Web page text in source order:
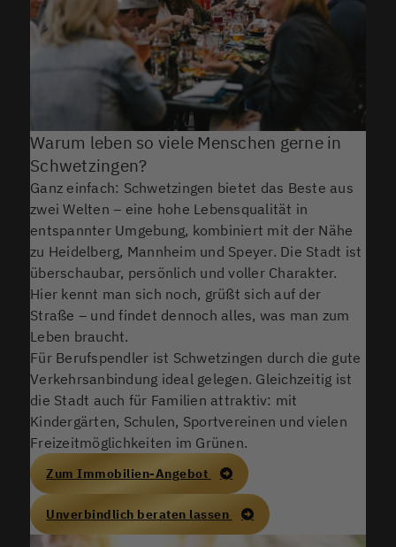
Warum leben so viele Menschen gerne in
Schwetzingen?
Ganz einfach: Schwetzingen bietet das Beste aus
zwei Welten – eine hohe Lebensqualität in
entspannter Umgebung, kombiniert mit der Nähe
zu Heidelberg, Mannheim und Speyer. Die Stadt ist
überschaubar, persönlich und voller Charakter.
Hier kennt man sich noch, grüßt sich auf der
Straße – und findet dennoch alles, was man zum
Leben braucht.
Für Berufspendler ist Schwetzingen durch die gute
Verkehrsanbindung ideal gelegen. Gleichzeitig ist
die Stadt auch für Familien attraktiv: mit
Kindergärten, Schulen, Sportvereinen und vielen
Freizeitmöglichkeiten im Grünen.
Zum Immobilien-Angebot
Unverbindlich beraten lassen